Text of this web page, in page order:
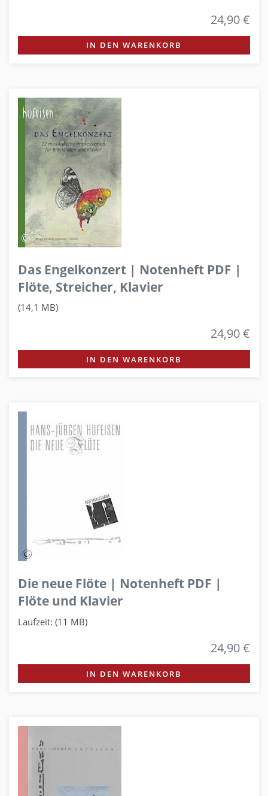
24,90 €
IN DEN WARENKORB
Das Engelkonzert | Notenheft PDF |
Flöte, Streicher, Klavier
(14,1 MB)
24,90 €
IN DEN WARENKORB
Die neue Flöte | Notenheft PDF |
Flöte und Klavier
Laufzeit: (11 MB)
24,90 €
IN DEN WARENKORB